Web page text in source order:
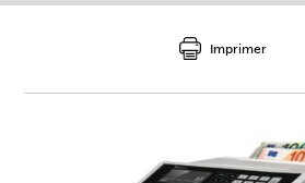
Imprimer